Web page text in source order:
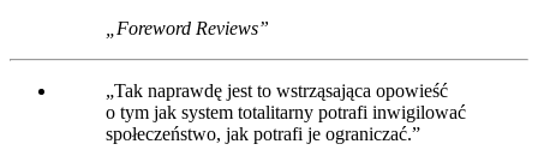
„Foreword Reviews”
„Tak naprawdę jest to wstrząsająca opowieść
o tym jak system totalitarny potrafi inwigilować
społeczeństwo, jak potrafi je ograniczać.”